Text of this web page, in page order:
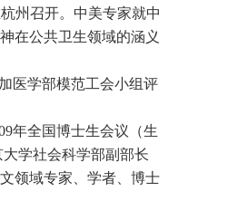
州召开。中美专家就中
在公共卫生领域的涵义
医学部模范工会小组评
年全国博士生会议（生
学社会科学部副部长
领域专家、学者、博士